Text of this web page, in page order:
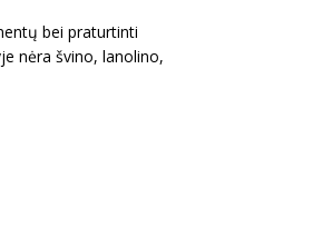
bei praturtinti
nėra švino, lanolino,